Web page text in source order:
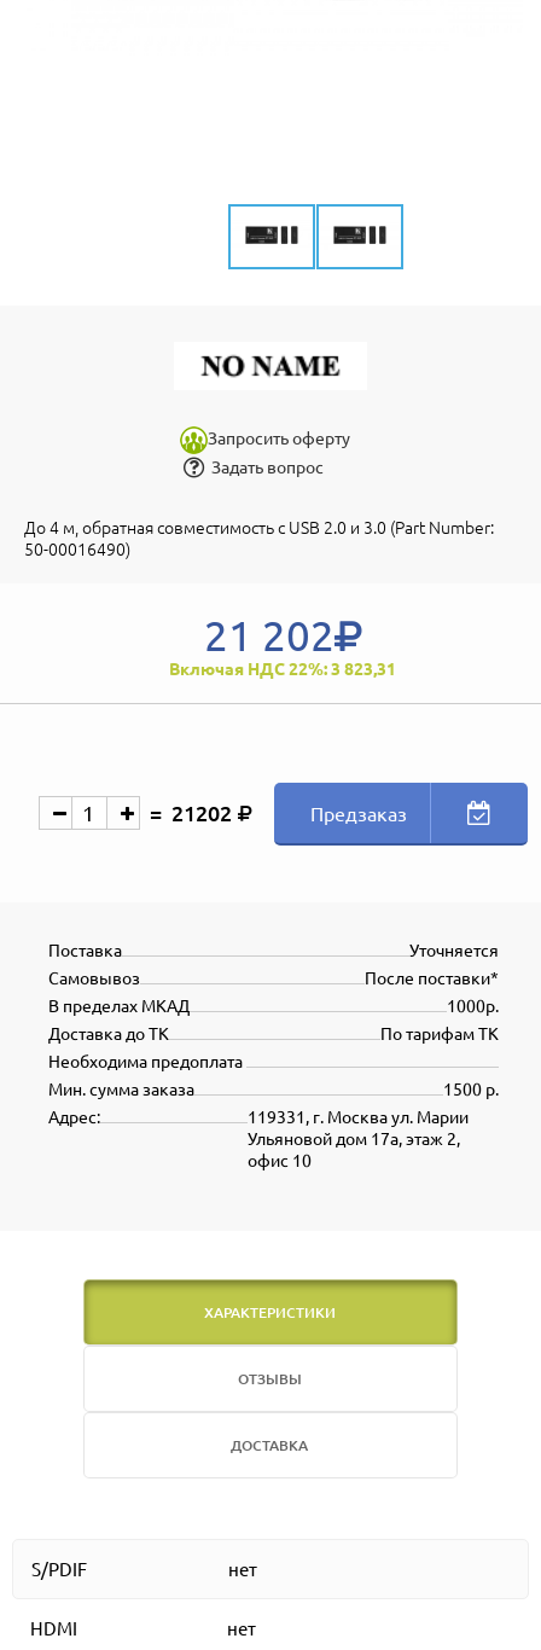
Запросить оферту
Задать вопрос
До 4 м, обратная совместимость с USB 2.0 и 3.0 (Part Number:
50-00016490)
21 202
Включая НДС 22%: 3 823,31
21202 Предзаказ
Уточняется
Поставка
После поставки*
Самовывоз
1000р.
В пределах МКАД
По тарифам ТК
Доставка до ТК
Необходима предоплата
1500 р.
Мин. сумма заказа
119331, г. Москва ул. Марии
Ульяновой дом 17а, этаж 2,
офис 10
Адрес:
ХАРАКТЕРИСТИКИ
ОТЗЫВЫ
ДОСТАВКА
S/PDIF нет
HDMI нет